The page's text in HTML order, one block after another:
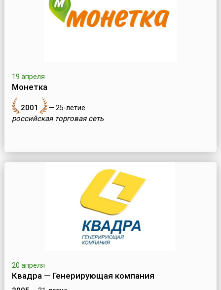
19 апреля
Монетка
2001 — 25-летие
российская торговая сеть
20 апреля
Квадра — Генерирующая компания